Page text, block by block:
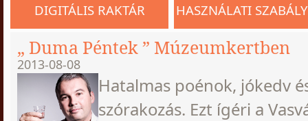
DIGITÁLIS RAKTÁR HASZNÁLATI
„ Duma Péntek ” Múzeumkertben
2013-08-08
Hatalmas poénok, jókedv
szórakozás. Ezt ígéri a